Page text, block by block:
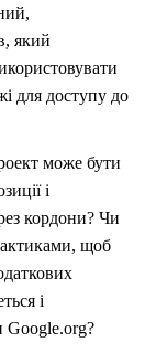
який
для доступу до
може бути
і
кордони? Чи
щоб
і
Google.org?